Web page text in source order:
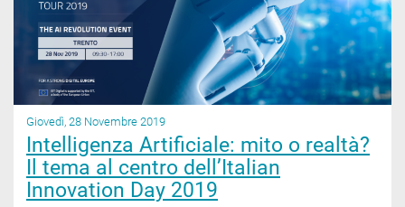
Giovedì, 28 Novembre 2019
Intelligenza Artificiale: mito o realtà?
Il tema al centro dell’Italian
Innovation Day 2019